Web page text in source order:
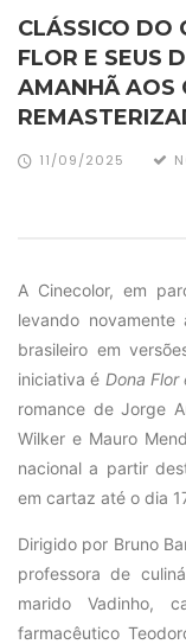
CLÁSSICO DO
FLOR E SEUS
AMANHÃ AOS
11/09/2025
A Cinecolor, em
levando
brasileiro em
iniciativa é Dona Flor
romance de Jorge
Wilker e Mauro
nacional a partir
em cartaz até o dia
Dirigido por Bruno
professora de
marido Vadinho,
farmacêutico